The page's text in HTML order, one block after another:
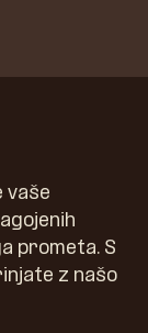
vaše
prometa. S
z našo